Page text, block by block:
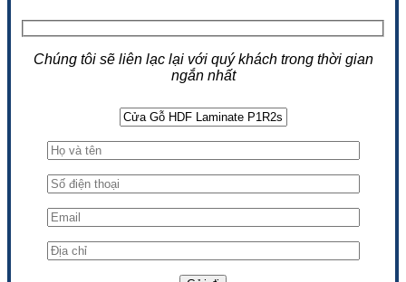
Chúng tôi sẽ liên lạc lại với quý khách trong thời gian
ngắn nhất